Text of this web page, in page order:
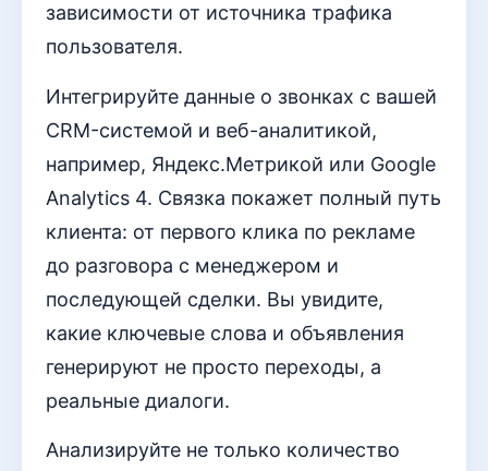
зависимости от источника трафика
пользователя.
Интегрируйте данные о звонках с вашей
CRM-системой и веб-аналитикой,
например, Яндекс.Метрикой или Google
Analytics 4. Связка покажет полный путь
клиента: от первого клика по рекламе
до разговора с менеджером и
последующей сделки. Вы увидите,
какие ключевые слова и объявления
генерируют не просто переходы, а
реальные диалоги.
Анализируйте не только количество